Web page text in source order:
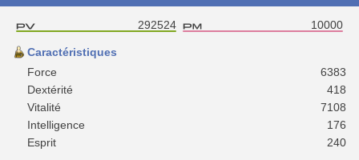
292524 10000
Caractéristiques
Force
6383
Dextérité
418
Vitalité
7108
Intelligence
176
Esprit
240